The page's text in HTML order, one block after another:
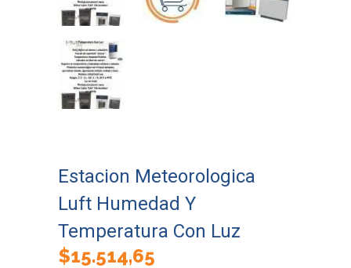
Estacion Meteorologica
Luft Humedad Y
Temperatura Con Luz
$15.514,65